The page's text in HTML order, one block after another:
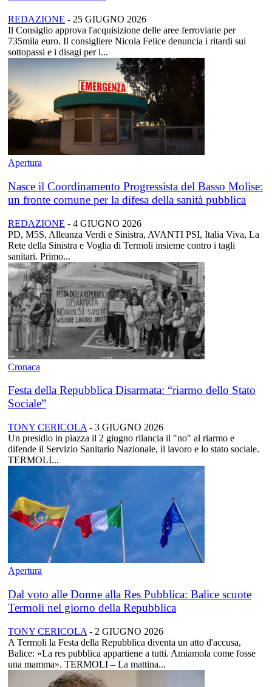
REDAZIONE - 25 GIUGNO 2026
Il Consiglio approva l'acquisizione delle aree ferroviarie per
735mila euro. Il consigliere Nicola Felice denuncia i ritardi sui
sottopassi e i disagi per i...
Apertura
Nasce il Coordinamento Progressista del Basso Molise:
un fronte comune per la difesa della sanità pubblica
REDAZIONE - 4 GIUGNO 2026
PD, M5S, Alleanza Verdi e Sinistra, AVANTI PSI, Italia Viva, La
Rete della Sinistra e Voglia di Termoli insieme contro i tagli
sanitari. Primo...
Cronaca
Festa della Repubblica Disarmata: “riarmo dello Stato
Sociale”
TONY CERICOLA - 3 GIUGNO 2026
Un presidio in piazza il 2 giugno rilancia il "no" al riarmo e
difende il Servizio Sanitario Nazionale, il lavoro e lo stato sociale.
TERMOLI...
Apertura
Dal voto alle Donne alla Res Pubblica: Balice scuote
Termoli nel giorno della Repubblica
TONY CERICOLA - 2 GIUGNO 2026
A Termoli la Festa della Repubblica diventa un atto d'accusa,
Balice: «La res pubblica appartiene a tutti. Amiamola come fosse
una mamma». TERMOLI – La mattina...